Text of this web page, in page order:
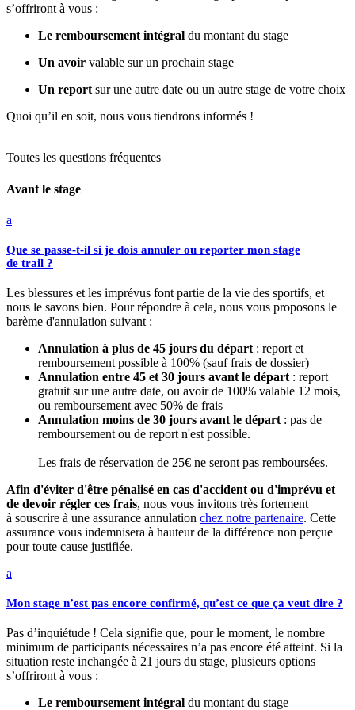
s’offriront à vous :
Le remboursement intégral du montant du stage
Un avoir valable sur un prochain stage
Un report sur une autre date ou un autre stage de votre choix
Quoi qu’il en soit, nous vous tiendrons informés !
Toutes les questions fréquentes
Avant le stage
a
Que se passe-t-il si je dois annuler ou reporter mon stage
de trail ?
Les blessures et les imprévus font partie de la vie des sportifs, et
nous le savons bien. Pour répondre à cela, nous vous proposons le
barème d'annulation suivant :
Annulation à plus de 45 jours du départ : report et
remboursement possible à 100% (sauf frais de dossier)
Annulation entre 45 et 30 jours avant le départ : report
gratuit sur une autre date, ou avoir de 100% valable 12 mois,
ou remboursement avec 50% de frais
Annulation moins de 30 jours avant le départ : pas de
remboursement ou de report n'est possible.
Les frais de réservation de 25€ ne seront pas remboursées.
Afin d'éviter d'être pénalisé en cas d'accident ou d'imprévu et
de devoir régler ces frais, nous vous invitons très fortement
à souscrire à une assurance annulation chez notre partenaire. Cette
assurance vous indemnisera à hauteur de la différence non perçue
pour toute cause justifiée.
a
Mon stage n’est pas encore confirmé, qu’est ce que ça veut dire ?
Pas d’inquiétude ! Cela signifie que, pour le moment, le nombre
minimum de participants nécessaires n’a pas encore été atteint. Si la
situation reste inchangée à 21 jours du stage, plusieurs options
s’offriront à vous :
Le remboursement intégral du montant du stage